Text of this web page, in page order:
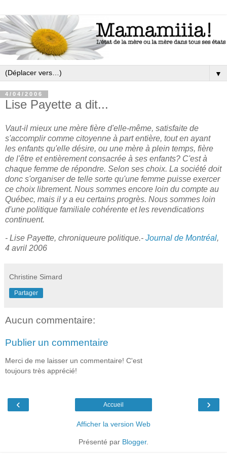
▼
4/04/2006
Lise Payette a dit...
Vaut-il mieux une mère fière d'elle-même, satisfaite de
s'accomplir comme citoyenne à part entière, tout en ayant
les enfants qu'elle désire, ou une mère à plein temps, fière
de l'être et entièrement consacrée à ses enfants? C'est à
chaque femme de répondre. Selon ses choix. La société doit
donc s'organiser de telle sorte qu'une femme puisse exercer
ce choix librement. Nous sommes encore loin du compte au
Québec, mais il y a eu certains progrès. Nous sommes loin
d'une politique familiale cohérente et les revendications
continuent.
- Lise Payette, chroniqueure politique.- Journal de Montréal,
4 avril 2006
Christine Simard
Partager
Aucun commentaire:
Publier un commentaire
Merci de me laisser un commentaire! C'est
toujours très apprécié!
‹ ›
Accueil
Afficher la version Web
Présenté par Blogger.